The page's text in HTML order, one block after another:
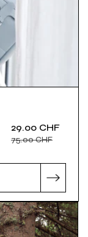
Prezzo
scontato
29.00 CHF
Prezzo
di
75.00 CHF